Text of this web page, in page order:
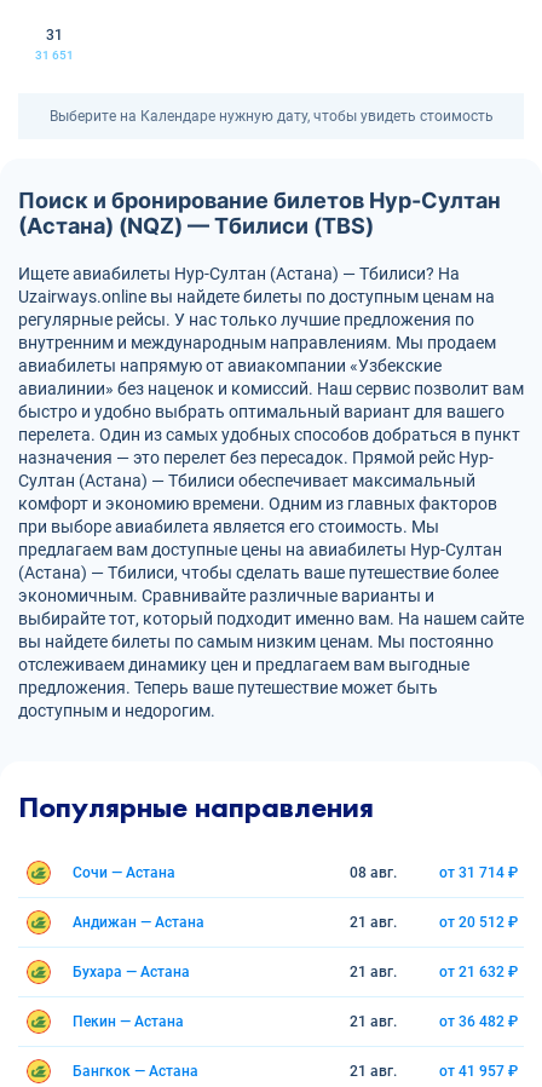
31
31 651
Выберите на Календаре нужную дату, чтобы увидеть стоимость
Поиск и бронирование билетов Нур-Султан
(Астана) (NQZ) — Тбилиси (TBS)
Ищете авиабилеты Нур-Султан (Астана) — Тбилиси? На
Uzairways.online вы найдете билеты по доступным ценам на
регулярные рейсы. У нас только лучшие предложения по
внутренним и международным направлениям. Мы продаем
авиабилеты напрямую от авиакомпании «Узбекские
авиалинии» без наценок и комиссий. Наш сервис позволит вам
быстро и удобно выбрать оптимальный вариант для вашего
перелета. Один из самых удобных способов добраться в пункт
назначения — это перелет без пересадок. Прямой рейс Нур-
Султан (Астана) — Тбилиси обеспечивает максимальный
комфорт и экономию времени. Одним из главных факторов
при выборе авиабилета является его стоимость. Мы
предлагаем вам доступные цены на авиабилеты Нур-Султан
(Астана) — Тбилиси, чтобы сделать ваше путешествие более
экономичным. Сравнивайте различные варианты и
выбирайте тот, который подходит именно вам. На нашем сайте
вы найдете билеты по самым низким ценам. Мы постоянно
отслеживаем динамику цен и предлагаем вам выгодные
предложения. Теперь ваше путешествие может быть
доступным и недорогим.
Популярные направления
Сочи — Астана 08 авг. от 31 714 ₽
Андижан — Астана 21 авг. от 20 512 ₽
Бухара — Астана 21 авг. от 21 632 ₽
Пекин — Астана 21 авг. от 36 482 ₽
Бангкок — Астана 21 авг. от 41 957 ₽